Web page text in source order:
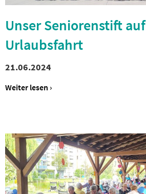
Unser Seniorenstift auf
Urlaubsfahrt
21.06.2024
Weiter lesen ›